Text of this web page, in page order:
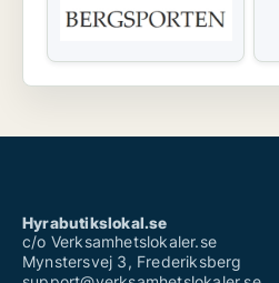
Hyrabutikslokal.se
c/o Verksamhetslokaler.se
Mynstersvej 3, Frederiksberg